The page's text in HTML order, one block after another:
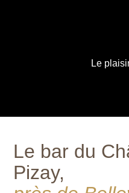
Le
Le bar du
Pizay,